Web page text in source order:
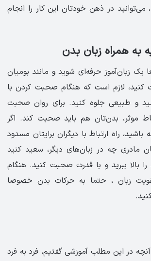
می‌توانید در ذهن خودتان این کار را انجام
یک زبان‌آموز حرفه‌ای شوید و مانند بومیان
لازم است که هنگام صحبت کردن با
و طبیعی جلوه کنید. برای روان صحبت
موثر، بدن‌تان هم باید صحبت کند. اگر
راه ارتباط با دیگران برایتان مسدود
مادری چه در زبان‌های دیگر، سعید کنید
بالا ببرید و با قدرت صحبت کنید. هنگام
زبان ، حتما به حرکات بدن خصوصا
در این مطلب آموزشی گفتیم، فرد به فرد